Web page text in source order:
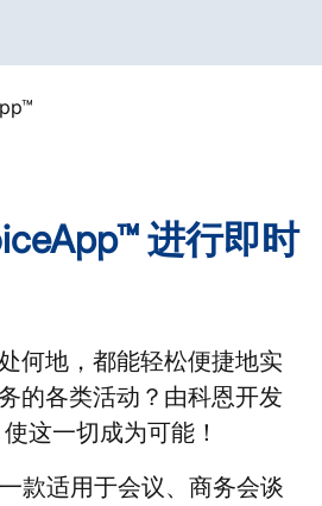
进行即时
何地，都能轻松便捷地实
的各类活动？由科恩开发
使这一切成为可能！
款适用于会议、商务会谈